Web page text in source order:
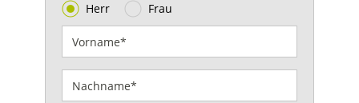
Herr Frau